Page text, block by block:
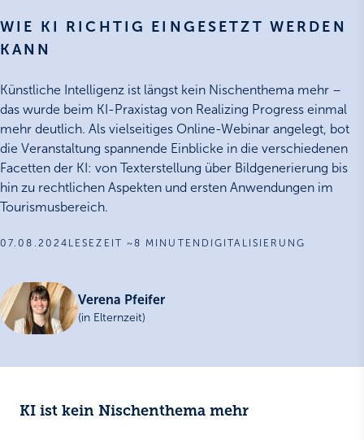
WIE KI RICHTIG EINGESETZT WERDEN
KANN
Künstliche Intelligenz ist längst kein Nischenthema mehr –
das wurde beim KI-Praxistag von Realizing Progress einmal
mehr deutlich. Als vielseitiges Online-Webinar angelegt, bot
die Veranstaltung spannende Einblicke in die verschiedenen
Facetten der KI: von Texterstellung über Bildgenerierung bis
hin zu rechtlichen Aspekten und ersten Anwendungen im
Tourismusbereich.
07.08.2024 LESEZEIT ~8 MINUTEN DIGITALISIERUNG
Verena Pfeifer
(in Elternzeit)
KI ist kein Nischenthema mehr